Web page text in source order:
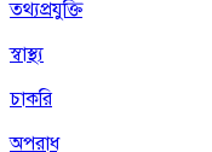
তথ্যপ্রযুক্তি
স্বাস্থ্য
চাকরি
অপরাধ